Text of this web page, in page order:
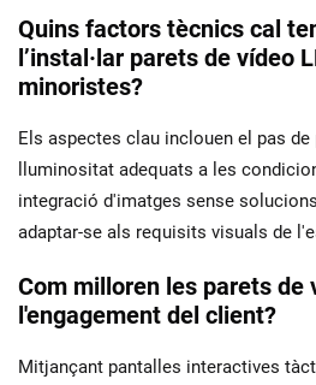
Quins factors tècnics cal
l’instal·lar parets de vídeo
minoristes?
Els aspectes clau inclouen el pas
lluminositat adequats a les
integració d'imatges sense
adaptar-se als requisits visuals de
Com milloren les parets de
l'engagement del client?
Mitjançant pantalles interactives